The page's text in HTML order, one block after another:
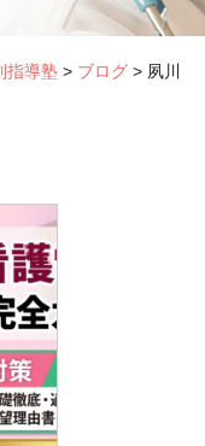
指導塾 > ブログ > 夙川